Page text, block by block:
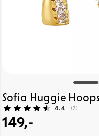
Sofia Huggie Hoops
4.4 (stemmer:
7)
149,-